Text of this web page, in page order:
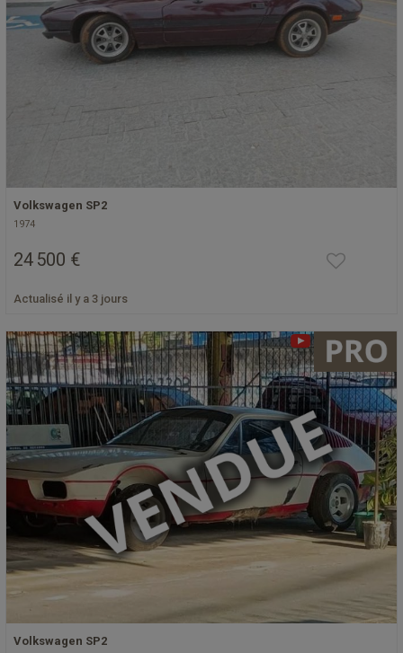
Volkswagen SP2
1974
24 500 €
Actualisé il y a 3 jours
Volkswagen SP2